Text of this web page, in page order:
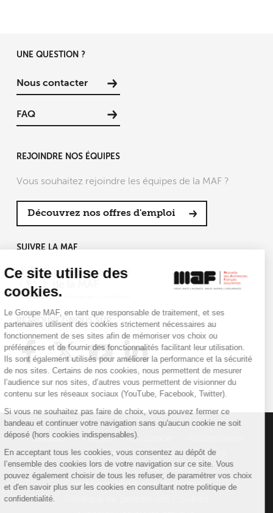
Ce site utilise des
cookies.
Le Groupe MAF, en tant que responsable de traitement, et ses
partenaires utilisent des cookies strictement nécessaires au
fonctionnement de ses sites afin de mémoriser vos choix ou
préférences et de fournir des fonctionnalités facilitant leur utilisation.
Ils sont également utilisés pour améliorer la performance et la sécurité
de nos sites. Certains de nos cookies, nous permettent de mesurer
l’audience sur nos sites, d’autres vous permettent de visionner du
contenu sur les réseaux sociaux (YouTube, Facebook, Twitter).
Si vous ne souhaitez pas faire de choix, vous pouvez fermer ce
bandeau et continuer votre navigation sans qu'aucun cookie ne soit
déposé (hors cookies indispensables).
En acceptant tous les cookies, vous consentez au dépôt de
l’ensemble des cookies lors de votre navigation sur ce site. Vous
pouvez également choisir de tous les refuser, de paramétrer vos choix
et d'en savoir plus sur les cookies en consultant notre politique de
confidentialité.
UNE QUESTION ?
Nous contacter
FAQ
REJOINDRE NOS ÉQUIPES
Vous souhaitez rejoindre les équipes de la MAF ?
Découvrez nos offres d'emploi
SUIVRE LA MAF
RETROUVEZ-NOUS SUR :
Contact Presse Assistance
Mentions légales
Gestion des cookies
Politique de confidentialité
Conditions générales d'utilisation